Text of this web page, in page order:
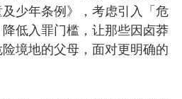
少年条例》，考虑引入「危
低入罪门槛，让那些因卤莽
境地的父母，面对更明确的